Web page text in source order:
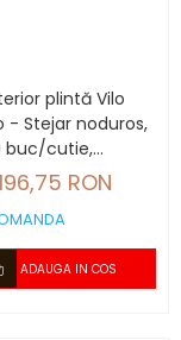
plintă Vilo
- Stejar noduros,
buc/cutie,
plintă 66.6
RON
ADAUGA IN COS